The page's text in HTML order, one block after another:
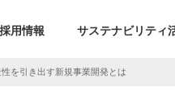
採用情報 サステナビリティ
を引き出す新規事業開発とは